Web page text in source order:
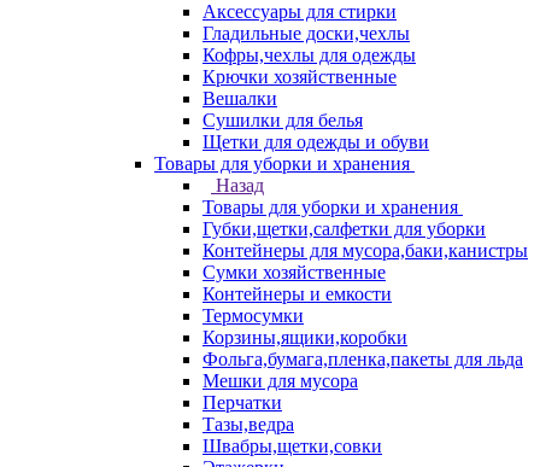
Аксессуары для стирки
Гладильные доски,чехлы
Кофры,чехлы для одежды
Крючки хозяйственные
Вешалки
Сушилки для белья
Щетки для одежды и обуви
Товары для уборки и хранения
Назад
Товары для уборки и хранения
Губки,щетки,салфетки для уборки
Контейнеры для мусора,баки,канистры
Сумки хозяйственные
Контейнеры и емкости
Термосумки
Корзины,ящики,коробки
Фольга,бумага,пленка,пакеты для льда
Мешки для мусора
Перчатки
Тазы,ведра
Швабры,щетки,совки